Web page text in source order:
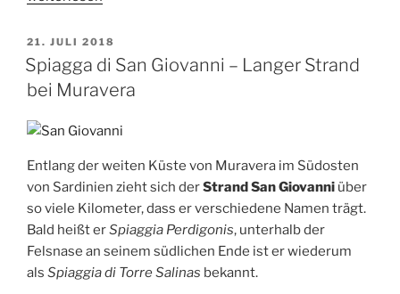
Cea
–
herrlicher
Strand
bei
VERÖFFENTLICHT
AM
21. JULI 2018
Spiagga di San Giovanni – Langer Strand
bei Muravera
Entlang der weiten Küste von Muravera im Südosten
von Sardinien zieht sich derStrand San Giovanni über
so viele Kilometer, dass er verschiedene Namen trägt.
Bald heißt erSpiaggia Perdigonis, unterhalb der
Felsnase an seinem südlichen Ende ist er wiederum
als Spiaggia di Torre Salinas bekannt.